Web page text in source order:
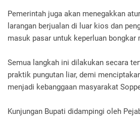
Pemerintah juga akan menegakkan
larangan berjualan di luar kios dan
masuk pasar untuk keperluan bongkar
Semua langkah ini dilakukan secara
praktik pungutan liar, demi
menjadi kebanggaan masyarakat
Kunjungan Bupati didampingi oleh